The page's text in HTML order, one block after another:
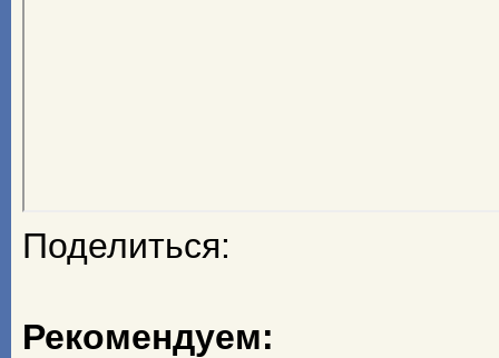
Поделиться:
Рекомендуем: